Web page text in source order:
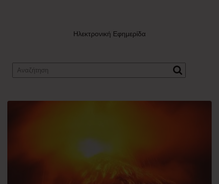
Ηλεκτρονική Εφημερίδα